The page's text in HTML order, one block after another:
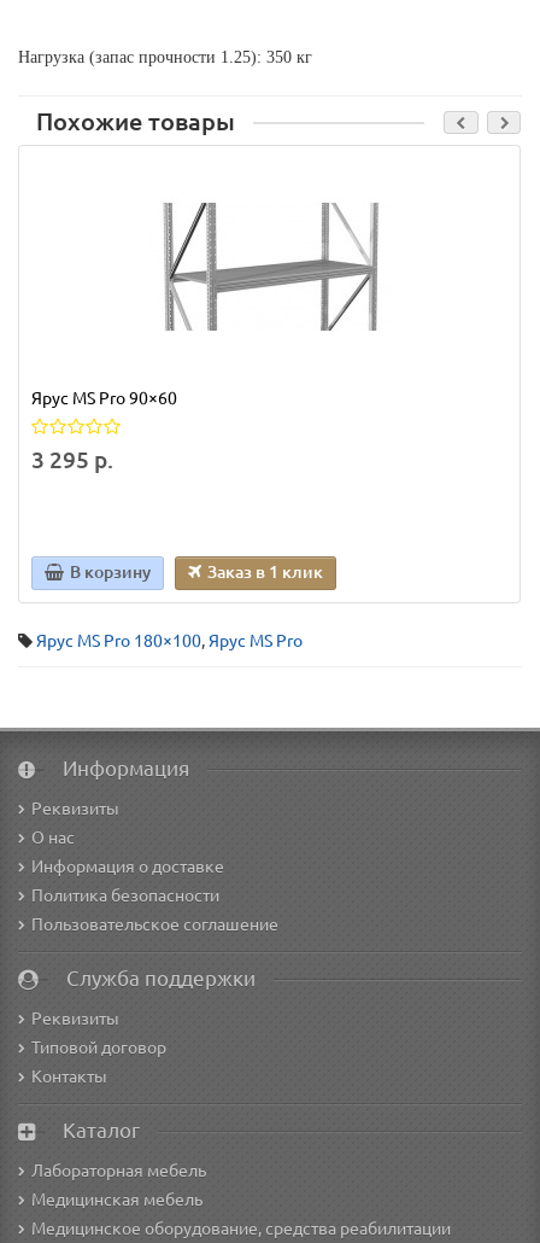
Нагрузка (запас прочности 1.25): 350 кг
Похожие товары
Ярус MS Pro 90×60
3 295 р.
В корзину Заказ в 1 клик
Ярус MS Pro 180×100, Ярус MS Pro
Информация
Реквизиты
О нас
Информация о доставке
Политика безопасности
Пользовательское соглашение
Служба поддержки
Реквизиты
Типовой договор
Контакты
Каталог
Лабораторная мебель
Медицинская мебель
Медицинское оборудование, средства реабилитации